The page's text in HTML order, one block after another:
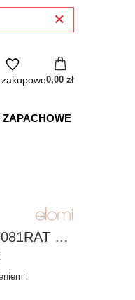
0,00 zł
ZAPACHOWE
Uw
i